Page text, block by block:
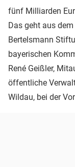
fünf Milliarden
Das geht aus
Bertelsmann
bayerischen
René Geißler,
öffentliche
Wildau, bei der